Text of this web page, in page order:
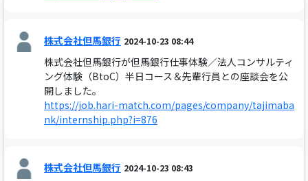
株式会社但馬銀行 2024-10-23 08:44
株式会社但馬銀行が但馬銀行仕事体験／法人コンサルティ
ング体験（BtoC）半日コース＆先輩行員との座談会を公
開しました。
https://job.hari-match.com/pages/company/tajimaba
nk/internship.php?i=876
株式会社但馬銀行 2024-10-23 08:43